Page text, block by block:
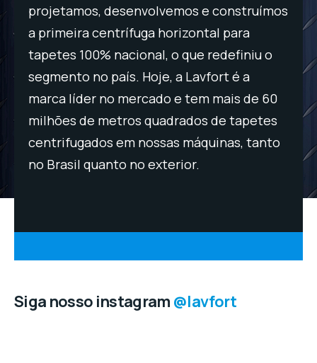
projetamos, desenvolvemos e construímos
a primeira centrífuga horizontal para
tapetes 100% nacional, o que redefiniu o
segmento no país. Hoje, a Lavfort é a
marca líder no mercado e tem mais de 60
milhões de metros quadrados de tapetes
centrifugados em nossas máquinas, tanto
no Brasil quanto no exterior.
a
Siga nosso instagram @lavfort